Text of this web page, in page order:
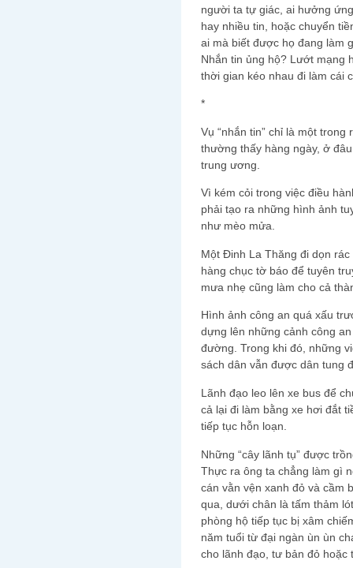
người ta tự giác, ai hưởng
hay nhiều tin, hoặc chuyển
ai mà biết được họ đang làm
Nhắn tin ủng hộ? Lướt mạng
thời gian kéo nhau đi làm cái
*
Vụ “nhắn tin” chỉ là một
thường thấy hàng ngày, ở
trung ương.
Vì kém cỏi trong việc điều
phải tạo ra những hình ảnh
như mèo mửa.
Một Đinh La Thăng đi dọn
hàng chục tờ báo để tuyên
mưa nhẹ cũng làm cho cả
Hình ảnh công an quá xấu
dựng lên những cảnh công
đường. Trong khi đó, những
sách dân vẫn được dân tung
Lãnh đạo leo lên xe bus để
cả lại đi làm bằng xe hơi đắt
tiếp tục hỗn loạn.
Những “cây lãnh tụ” được
Thực ra ông ta chẳng làm gì
cán vằn vện xanh đỏ và cầm
qua, dưới chân là tấm thảm
phòng hộ tiếp tục bị xâm
năm tuổi từ đại ngàn ùn ùn
cho lãnh đạo, tư bản đỏ hoặc